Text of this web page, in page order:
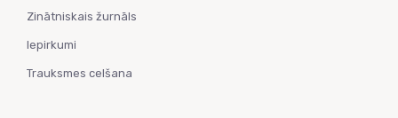
Zinātniskais žurnāls
Iepirkumi
Trauksmes celšana